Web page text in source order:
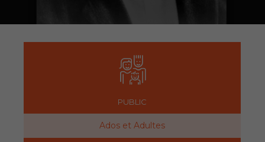
PUBLIC
Ados et Adultes